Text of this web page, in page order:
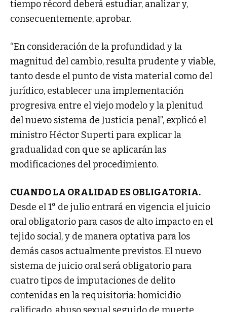
tiempo récord deberá estudiar, analizar y,
consecuentemente, aprobar.
“En consideración de la profundidad y la
magnitud del cambio, resulta prudente y viable,
tanto desde el punto de vista material como del
jurídico, establecer una implementación
progresiva entre el viejo modelo y la plenitud
del nuevo sistema de Justicia penal”, explicó el
ministro Héctor Superti para explicar la
gradualidad con que se aplicarán las
modificaciones del procedimiento.
CUANDO LA ORALIDAD ES OBLIGATORIA.
Desde el 1° de julio entrará en vigencia el juicio
oral obligatorio para casos de alto impacto en el
tejido social, y de manera optativa para los
demás casos actualmente previstos. El nuevo
sistema de juicio oral será obligatorio para
cuatro tipos de imputaciones de delito
contenidas en la requisitoria: homicidio